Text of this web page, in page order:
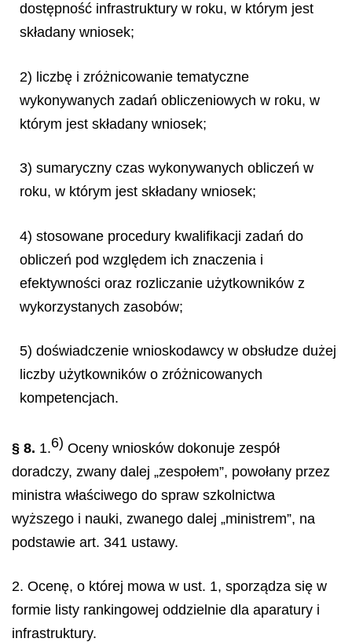
dostępność infrastruktury w roku, w którym jest
składany wniosek;
2) liczbę i zróżnicowanie tematyczne
wykonywanych zadań obliczeniowych w roku, w
którym jest składany wniosek;
3) sumaryczny czas wykonywanych obliczeń w
roku, w którym jest składany wniosek;
4) stosowane procedury kwalifikacji zadań do
obliczeń pod względem ich znaczenia i
efektywności oraz rozliczanie użytkowników z
wykorzystanych zasobów;
5) doświadczenie wnioskodawcy w obsłudze dużej
liczby użytkowników o zróżnicowanych
kompetencjach.
§ 8. 1.6) Oceny wniosków dokonuje zespół
doradczy, zwany dalej „zespołem”, powołany przez
ministra właściwego do spraw szkolnictwa
wyższego i nauki, zwanego dalej „ministrem”, na
podstawie art. 341 ustawy.
2. Ocenę, o której mowa w ust. 1, sporządza się w
formie listy rankingowej oddzielnie dla aparatury i
infrastruktury.